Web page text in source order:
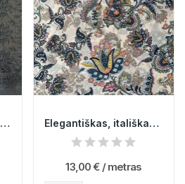
Itališkas, tamsiai mėlynas siuvinėtas šilkas... Elegantiškas, itališkas, labai švelnus,...
13,00 € / metras